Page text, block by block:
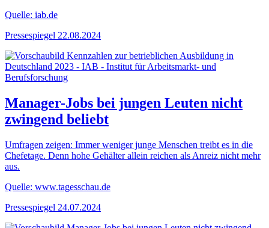
Quelle: iab.de
Pressespiegel 22.08.2024
Manager-Jobs bei jungen Leuten nicht
zwingend beliebt
Umfragen zeigen: Immer weniger junge Menschen treibt es in die
Chefetage. Denn hohe Gehälter allein reichen als Anreiz nicht mehr
aus.
Quelle: www.tagesschau.de
Pressespiegel 24.07.2024